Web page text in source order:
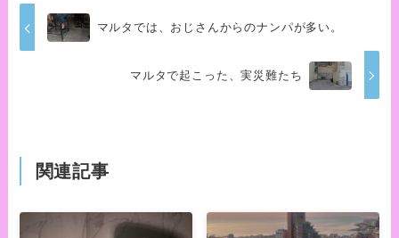
マルタでは、おじさんからのナンパが多い。
マルタで起こった、実災難たち
関連記事